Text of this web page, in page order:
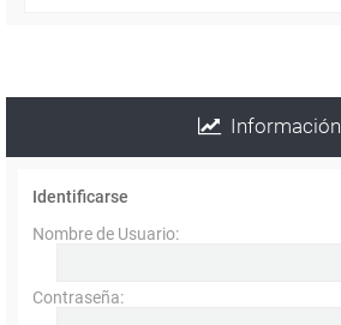
Información
Identificarse
Nombre de Usuario:
Contraseña: